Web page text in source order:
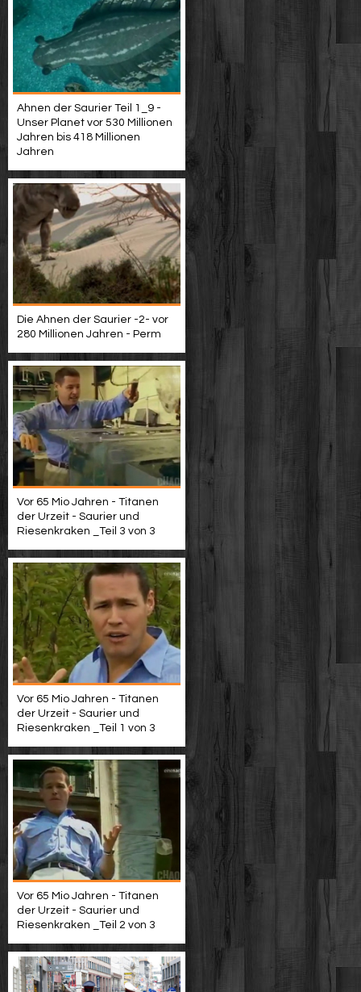
Ahnen der Saurier Teil 1_9 -
Unser Planet vor 530 Millionen
Jahren bis 418 Millionen
Jahren
Die Ahnen der Saurier -2- vor
280 Millionen Jahren - Perm
Vor 65 Mio Jahren - Titanen
der Urzeit - Saurier und
Riesenkraken _Teil 3 von 3
Vor 65 Mio Jahren - Titanen
der Urzeit - Saurier und
Riesenkraken _Teil 1 von 3
Vor 65 Mio Jahren - Titanen
der Urzeit - Saurier und
Riesenkraken _Teil 2 von 3